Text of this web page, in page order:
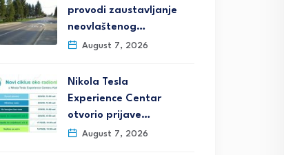
provodi zaustavljanje
neovlaštenog…
August 7, 2026
Nikola Tesla
Experience Centar
otvorio prijave…
August 7, 2026